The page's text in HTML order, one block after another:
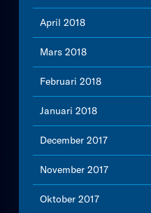
April 2018
Mars 2018
Februari 2018
Januari 2018
December 2017
November 2017
Oktober 2017